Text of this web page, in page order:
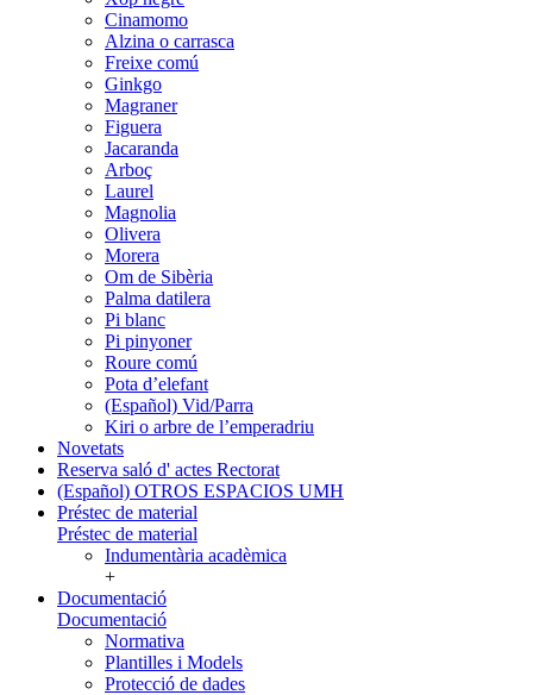
Cinamomo
Alzina o carrasca
Freixe comú
Ginkgo
Magraner
Figuera
Jacaranda
Arboç
Laurel
Magnolia
Olivera
Morera
Om de Sibèria
Palma datilera
Pi blanc
Pi pinyoner
Roure comú
Pota d’elefant
(Español) Vid/Parra
Kiri o arbre de l’emperadriu
Novetats
Reserva saló d' actes Rectorat
(Español) OTROS ESPACIOS UMH
Préstec de material
Préstec de material
Indumentària acadèmica
+
Documentació
Documentació
Normativa
Plantilles i Models
Protecció de dades